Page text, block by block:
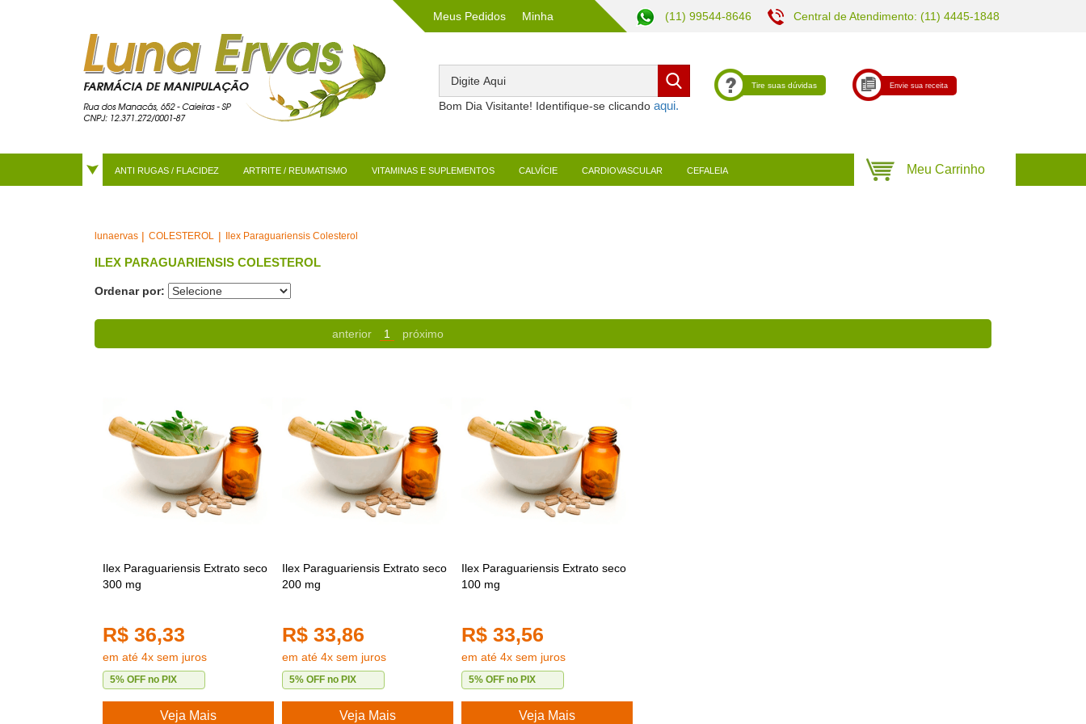
Meus Pedidos Minha (11) 99544-8646 Central de Atendimento: (11) 4445-1848
Bom Dia Visitante! Identifique-se clicando
Tire suas dúvidas Envie sua receita
ANTI RUGAS / FLACIDEZ ARTRITE / REUMATISMO VITAMINAS E SUPLEMENTOS CALVÍCIE CARDIOVASCULAR CEFALEIA
lunaervas COLESTEROL Ilex Paraguariensis Colesterol
ILEX PARAGUARIENSIS COLESTEROL
Ordenar por:
anterior 1 próximo
Ilex Paraguariensis Extrato seco
300 mg
R$ 36,33
em até 4x sem juros
5% OFF no PIX
Veja Mais
Ilex Paraguariensis Extrato seco
200 mg
R$ 33,86
em até 4x sem juros
5% OFF no PIX
Veja Mais
Ilex Paraguariensis Extrato seco
100 mg
R$ 33,56
em até 4x sem juros
5% OFF no PIX
Veja Mais